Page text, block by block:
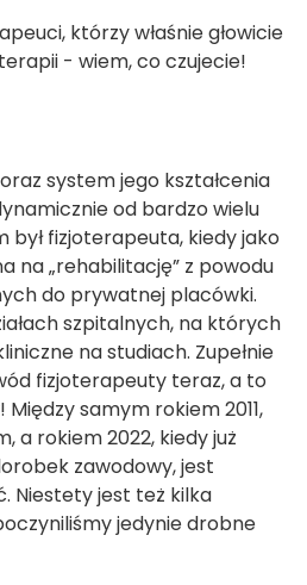
którzy właśnie głowicie
- wiem, co czujecie!
system jego kształcenia
od bardzo wielu
był fizjoterapeuta, kiedy jako
na „rehabilitację” z powodu
do prywatnej placówki.
szpitalnych, na których
na studiach. Zupełnie
fizjoterapeuty teraz, a to
samym rokiem 2011,
a rokiem 2022, kiedy już
zawodowy, jest
Niestety jest też kilka
jedynie drobne